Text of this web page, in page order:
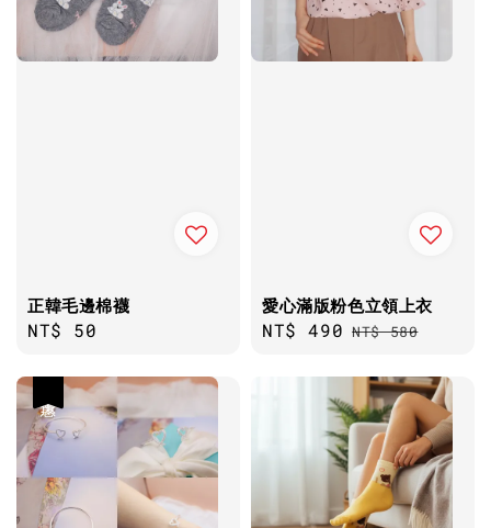
正韓毛邊棉襪
Regular
NT$ 50
愛心滿版粉色立領上衣
Sale
NT$ 490 Regular
NT$ 580